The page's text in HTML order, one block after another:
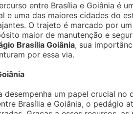
entre Brasília e Goiânia é
e uma das maiores cidades do
O trajeto é marcado por
maior de manutenção e
Brasília Goiânia, sua
por essa via.
desempenha um papel crucial
Brasília e Goiânia, o pedágio